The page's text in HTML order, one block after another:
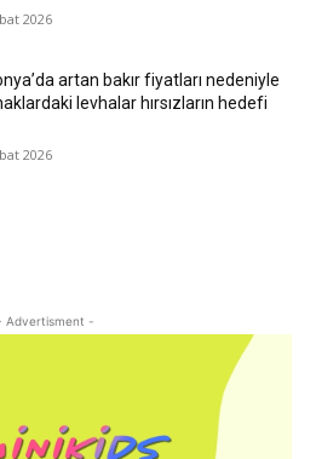
2026
artan bakır fiyatları nedeniyle
levhalar hırsızların hedefi
2026
Advertisment -